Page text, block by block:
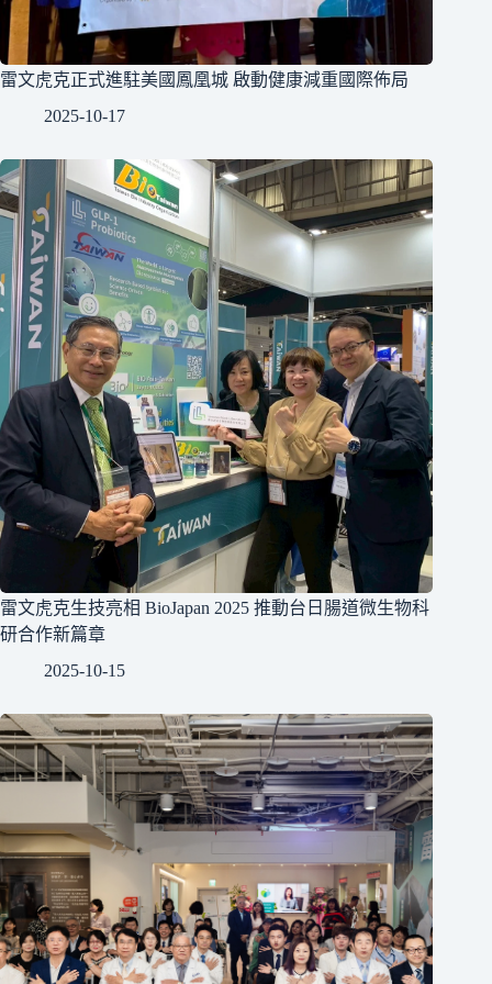
雷文虎克正式進駐美國鳳凰城 啟動健康減重國際佈局
2025-10-17
雷文虎克生技亮相 BioJapan 2025 推動台日腸道微生物科
研合作新篇章
2025-10-15